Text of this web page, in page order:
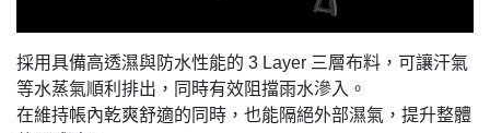
採用具備高透濕與防水性能的 3 Layer 三層布料，可讓汗氣
等水蒸氣順利排出，同時有效阻擋雨水滲入。
在維持帳內乾爽舒適的同時，也能隔絕外部濕氣，提升整體